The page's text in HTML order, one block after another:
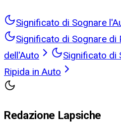
Significato di Sognare
Significato di Sognare di
dell'Auto
Significato di
Ripida in Auto
Redazione Lapsiche